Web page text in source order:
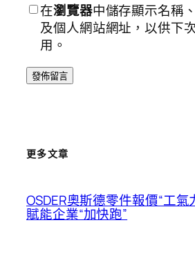
在瀏覽器中儲存顯示名稱
及個人網站網址，以供下
用。
更多文章
OSDER奧斯德零件報價“工氣
賦能企業“加快跑”